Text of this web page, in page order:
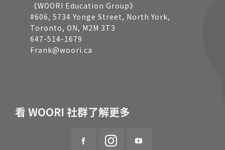
《WOORI Education Group》
#606, 5734 Yonge Street, North York,
Toronto, ON, M2M 3T3
647-514-1679
Frank@woori.ca
看 WOORI 社群了解更多